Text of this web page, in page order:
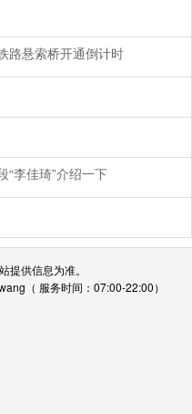
路悬索桥开通倒计时
“李佳琦”介绍一下
提供信息为准。
（ 服务时间：07:00-22:00）